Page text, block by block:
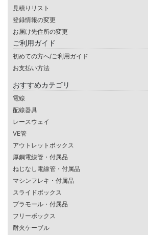
見積りリスト
登録情報の変更
お届け先住所の変更
ご利用ガイド
初めての方へ/ご利用ガイド
お支払い方法
おすすめカテゴリ
電線
配線器具
レースウェイ
VE管
アウトレットボックス
厚鋼電線管・付属品
ねじなし電線管・付属品
マシンフレキ・付属品
スライドボックス
プラモール・付属品
フリーボックス
耐火ケーブル